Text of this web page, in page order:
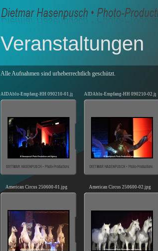
Veranstaltungen
Alle Aufnahmen sind urheberrechtlich geschützt.
AIDAblu-Empfang-HH 090210-01.jpg AIDAblu-Empfang-HH 090210-02.jpg
American Circus 250600-01.jpg American Circus 250600-02.jpg